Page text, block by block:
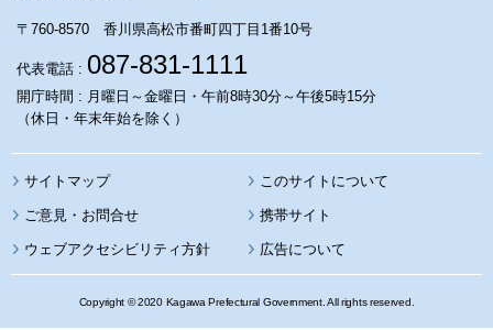
〒760-8570 香川県高松市番町四丁目1番10号
代表電話 : 087-831-1111
開庁時間 : 月曜日～金曜日・午前8時30分～午後5時15分
（休日・年末年始を除く）
サイトマップ このサイトについて
携帯サイト
ウェブアクセシビリティ方針 広告について
Copyright © 2020 Kagawa Prefectural Government. All rights reserved.